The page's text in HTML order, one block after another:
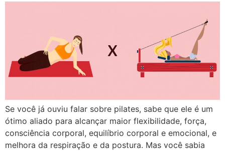
Se você já ouviu falar sobre pilates, sabe que ele é um
ótimo aliado para alcançar maior flexibilidade, força,
consciência corporal, equilíbrio corporal e emocional, e
melhora da respiração e da postura. Mas você sabia